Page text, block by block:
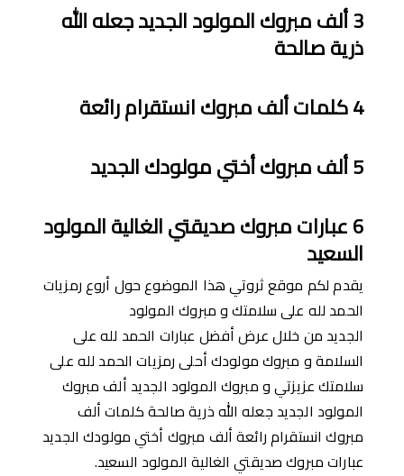
3ألف مبروك المولود الجديد جعله الله
ذرية صالحة
4كلماتألف مبروك انستقرام رائعة
5ألف مبروكأختي مولودك الجديد
6عبارات مبروك صديقتي الغالية المولود
السعيد
يقدم لكم موقع ثروتي هذا الموضوع حول أروع رمزيات
الحمد لله على سلامتك و مبروك المولود
الجديد من خلال عرضأفضل عبارات الحمد لله على
السلامة و مبروك مولودك أحلى رمزيات الحمد لله على
سلامتك عزيزتي و مبروك المولود الجديد ألف مبروك
المولود الجديد جعله الله ذرية صالحة كلمات ألف
مبروك انستقرام رائعة ألف مبروك أختي مولودك الجديد
عبارات مبروك صديقتي الغالية المولود السعيد.